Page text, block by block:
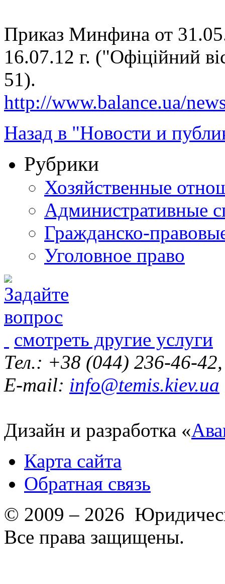
Приказ Минфина от
16.07.12 г. ("Офіційний
51).
http://www.balance.ua/
Назад в "Новости и
Рубрики
Хозяйственные
Административные
Гражданско-
Уголовное право
смотреть другие услуги
Тел.: +38 (044) 236-46-
E-mail: info@temis.kiev.ua
Дизайн и разработка «
Карта сайта
Обратная связь
© 2009 – 2026
Все права защищены.